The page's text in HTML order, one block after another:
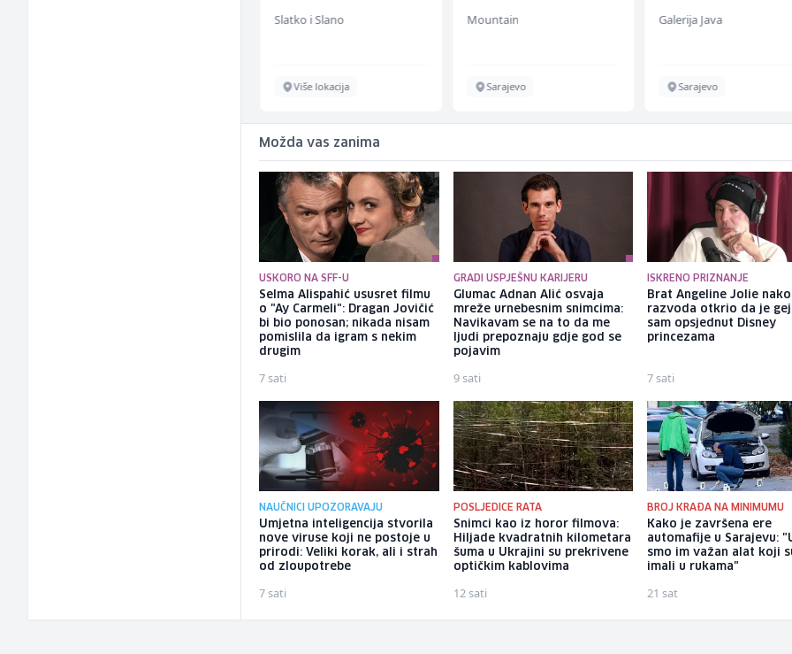
Slatko i Slano
Više lokacija
Mountain
Sarajevo
Galerija Java
Sarajevo
Možda vas zanima
USKORO NA SFF-U
Selma Alispahić ususret filmu
o "Ay Carmeli": Dragan Jovičić
bi bio ponosan; nikada nisam
pomislila da igram s nekim
drugim
7 sati
GRADI USPJEŠNU KARIJERU
Glumac Adnan Alić osvaja
mreže urnebesnim snimcima:
Navikavam se na to da me
ljudi prepoznaju gdje god se
pojavim
9 sati
ISKRENO PRIZNANJE
Brat Angeline Jolie
razvoda otkrio da je
sam opsjednut Disney
princezama
7 sati
NAUČNICI UPOZORAVAJU
Umjetna inteligencija stvorila
nove viruse koji ne postoje u
prirodi: Veliki korak, ali i strah
od zloupotrebe
7 sati
POSLJEDICE RATA
Snimci kao iz horor filmova:
Hiljade kvadratnih kilometara
šuma u Ukrajini su prekrivene
optičkim kablovima
12 sati
BROJ KRAĐA NA MINIMUMU
Kako je završena ere
automafije u Sarajevu:
smo im važan alat koji
imali u rukama"
21 sat